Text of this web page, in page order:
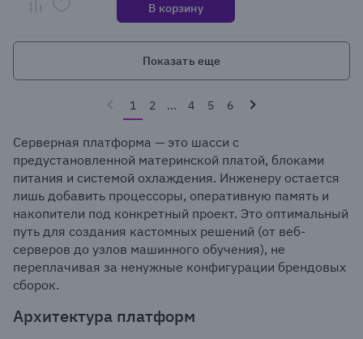
В корзину
Показать еще
1 2 ... 4 5 6
Серверная платформа — это шасси с
предустановленной материнской платой, блоками
питания и системой охлаждения. Инженеру остается
лишь добавить процессоры, оперативную память и
накопители под конкретный проект. Это оптимальный
путь для создания кастомных решений (от веб-
серверов до узлов машинного обучения), не
переплачивая за ненужные конфигурации брендовых
сборок.
Архитектура платформ